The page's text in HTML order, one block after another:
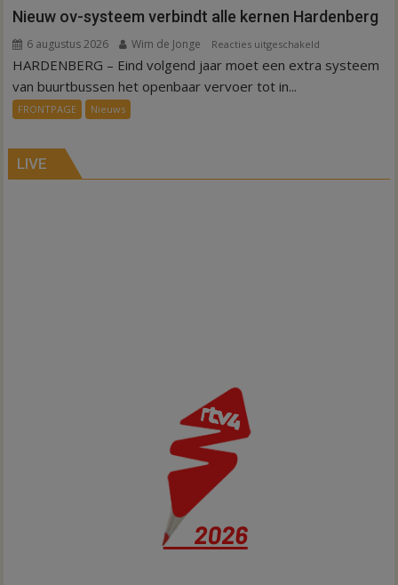
Nieuw ov-systeem verbindt alle kernen Hardenberg
6 augustus 2026 Wim de Jonge Reacties uitgeschakeld
Nieuw
Hardenberg
HARDENBERG – Eind volgend jaar moet een extra systeem
van buurtbussen het openbaar vervoer tot in...
FRONTPAGE Nieuws
LIVE